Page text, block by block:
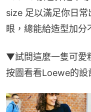
size 足以滿足你日
眼，總能給造型加分
▼試問這麼一隻可愛
按圖看看Loewe的